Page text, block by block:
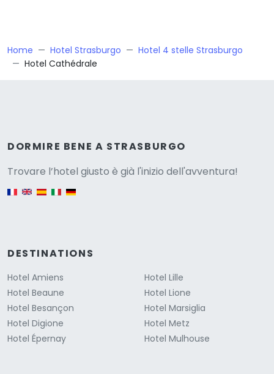
Home Hotel Strasburgo
Hotel 4 stelle Strasburgo
Hotel Cathédrale
DORMIRE BENE A STRASBURGO
Trovare l’hotel giusto è già l'inizio dell'avventura!
English version
DESTINATIONS
Hotel Amiens
Hotel Beaune
Hotel Besançon
Hotel Digione
Hotel Épernay
Hotel Lille
Hotel Lione
Hotel Marsiglia
Hotel Metz
Hotel Mulhouse